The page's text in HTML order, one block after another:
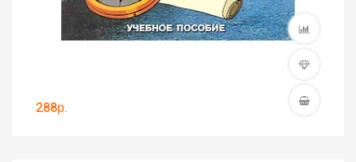
288р.